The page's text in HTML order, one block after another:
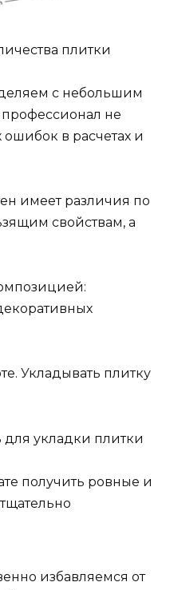
плитки
с небольшим
не
ошибок в расчетах и
имеет различия по
свойствам, а
Укладывать плитку
для укладки плитки
получить ровные и
избавляемся от